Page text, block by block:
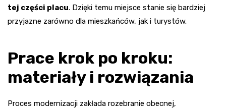
tej części placu. Dzięki temu miejsce stanie się bardziej
przyjazne zarówno dla mieszkańców, jak i turystów.
Prace krok po kroku:
materiały i rozwiązania
Proces modernizacji zakłada rozebranie obecnej,